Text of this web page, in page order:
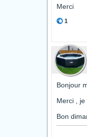
Merci
1
Bonjour
Merci , je
Bon